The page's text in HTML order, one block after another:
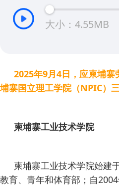
大小：4.55MB
2025年9月4日，应柬埔
埔寨国立理工学院（NPIC）
柬埔寨工业技术学院
柬埔寨工业技术学院始建
教育、青年和体育部；自